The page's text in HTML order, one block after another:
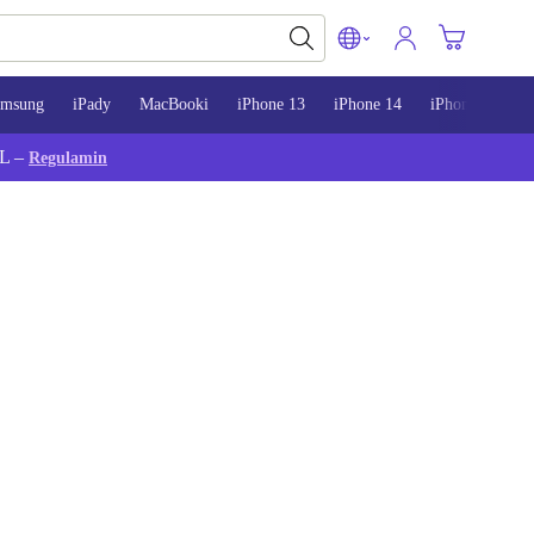
iPady MacBooki iPhone 13 iPhone 14 iPhone 15
– Regulamin